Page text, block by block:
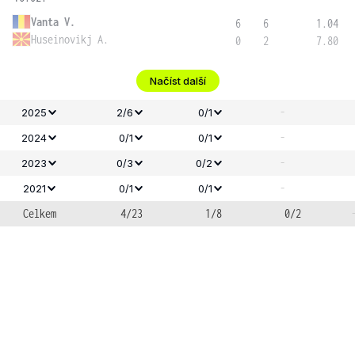
Vanta V.
Huseinovikj A.
6
0
6
2
1.04
7.80
Načíst další
2025 2/6 0/1 -
2024 0/1 0/1 -
2023 0/3 0/2 -
2021 0/1 0/1
-
Celkem
4/23 1/8 0/2